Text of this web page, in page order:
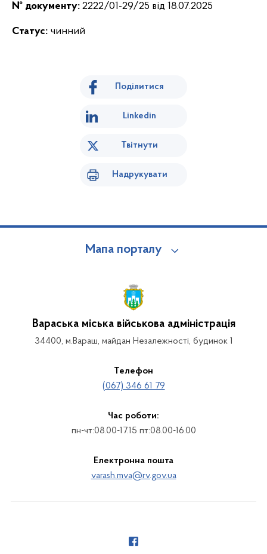
№ документу: 2222/01-29/25 від 18.07.2025
Статус: чинний
Поділитися
Linkedin
Твітнути
Надрукувати
Мапа порталу
Вараська міська військова адміністрація
34400, м.Вараш, майдан Незалежності, будинок 1
Телефон
(067) 346 61 79
Час роботи:
пн-чт:08.00-17.15 пт:08.00-16.00
Електронна пошта
varash.mva@rv.gov.ua